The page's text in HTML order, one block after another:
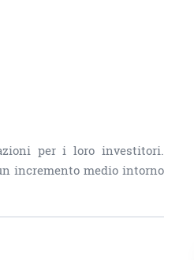
per i loro investitori.
incremento medio intorno